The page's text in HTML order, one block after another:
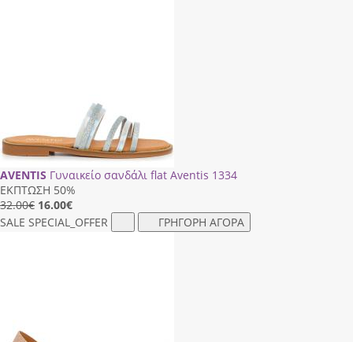
AVENTIS Γυναικείο σανδάλι flat Aventis 1334
ΕΚΠΤΩΣΗ 50%
32.00€ 16.00€
SALE SPECIAL_OFFER ΓΡΗΓΟΡΗ ΑΓΟΡΑ